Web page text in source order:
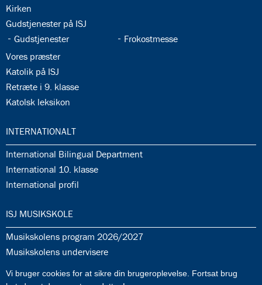
35.3:
Kirken
35.4:
Gudstjenester på ISJ
35.5:
Gudstjenester 35.6:
Frokostmesse
35.7:
Vores præster
35.8:
Katolik på ISJ
35.9:
Retræte i 9. klasse
35.10:
Katolsk leksikon
36.0:
INTERNATIONALT
36.1:
International Bilingual Department
36.2:
International 10. klasse
36.3:
International profil
37.0:
ISJ MUSIKSKOLE
37.1:
Musikskolens program 2026/2027
37.2:
Musikskolens undervisere
37.4:
Generelle informationer & betingelser
Vi bruger cookies for at sikre din brugeroplevelse. Fortsat brug